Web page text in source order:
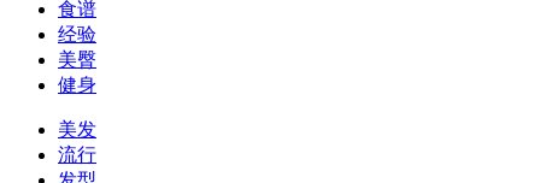
食谱
经验
美臀
健身
美发
流行